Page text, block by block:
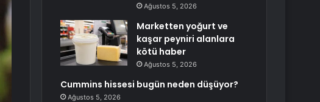
Ağustos 5, 2026
Marketten yoğurt ve
kaşar peyniri alanlara
kötü haber
Ağustos 5, 2026
Cummins hissesi bugün neden düşüyor?
Ağustos 5, 2026